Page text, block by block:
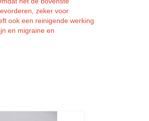
zeker voor
ook een reinigende werking
en migraine en